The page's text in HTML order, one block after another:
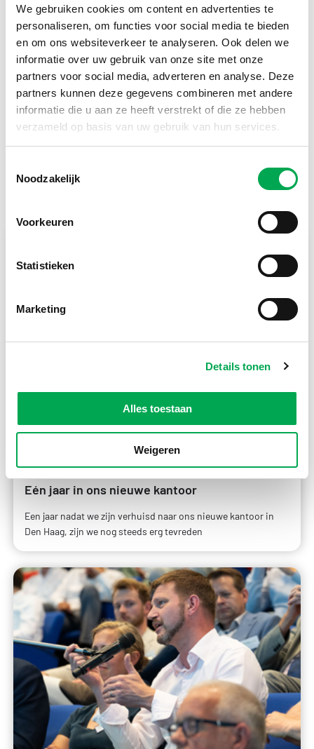
We gebruiken cookies om content en advertenties te
personaliseren, om functies voor social media te bieden
en om ons websiteverkeer te analyseren. Ook delen we
informatie over uw gebruik van onze site met onze
partners voor social media, adverteren en analyse. Deze
partners kunnen deze gegevens combineren met andere
informatie die u aan ze heeft verstrekt of die ze hebben
verzameld op basis van uw gebruik van hun services.
Noodzakelijk
Voorkeuren
Statistieken
Marketing
Details tonen
Alles toestaan
Weigeren
Naar overzicht
22 december, 2025
Eén jaar in ons nieuwe kantoor
Een jaar nadat we zijn verhuisd naar ons nieuwe kantoor in
Den Haag, zijn we nog steeds erg tevreden